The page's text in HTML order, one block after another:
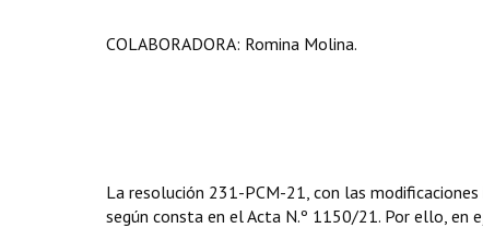
COLABORADORA: Romina Molina.
La resolución 231-PCM-21, con las
según consta en el Acta N.º 1150/21. Por ello, en